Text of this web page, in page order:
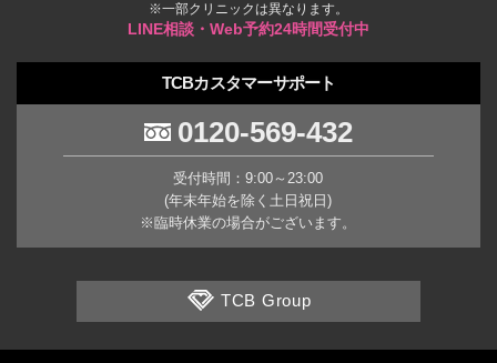
※一部クリニックは異なります。
LINE相談・Web予約24時間受付中
TCBカスタマーサポート
0120-569-432
受付時間：9:00～23:00
(年末年始を除く土日祝日)
※臨時休業の場合がございます。
TCB Group